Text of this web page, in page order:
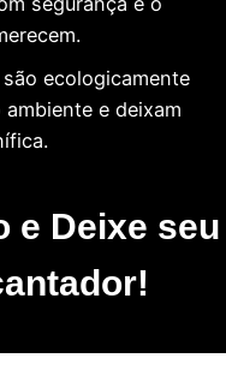
ecologicamente
e deixam
e Deixe seu